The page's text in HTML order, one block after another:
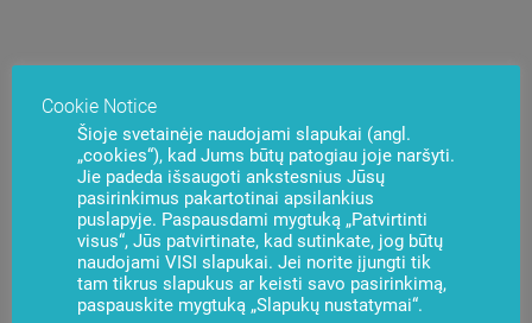
Cookie Notice
Šioje svetainėje naudojami slapukai (angl.
„cookies“), kad Jums būtų patogiau joje naršyti.
Jie padeda išsaugoti ankstesnius Jūsų
pasirinkimus pakartotinai apsilankius
puslapyje. Paspausdami mygtuką „Patvirtinti
visus“, Jūs patvirtinate, kad sutinkate, jog būtų
naudojami VISI slapukai. Jei norite įjungti tik
tam tikrus slapukus ar keisti savo pasirinkimą,
paspauskite mygtuką „Slapukų nustatymai“.